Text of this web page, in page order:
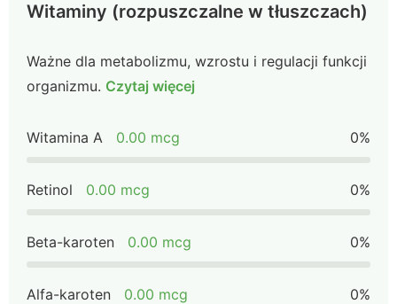
Witaminy (rozpuszczalne w tłuszczach)
Ważne dla metabolizmu, wzrostu i regulacji funkcji
organizmu. Czytaj więcej
Witamina A 0.00 mcg 0%
Retinol 0.00 mcg 0%
Beta-karoten 0.00 mcg 0%
Alfa-karoten 0.00 mcg 0%